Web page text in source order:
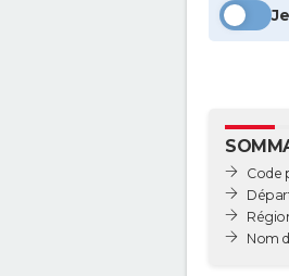
Code
Nom